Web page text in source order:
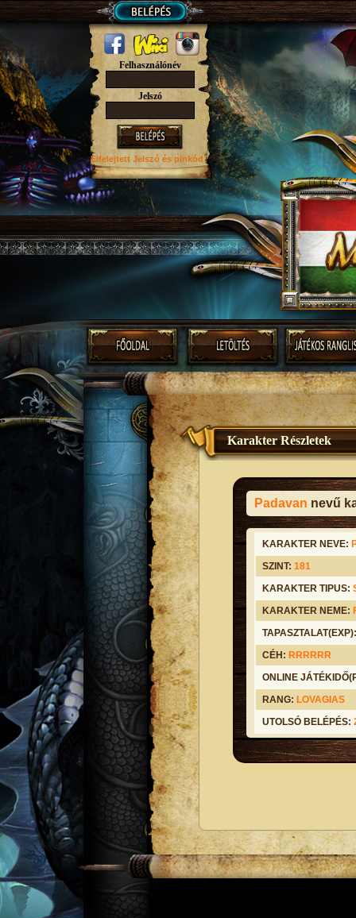
Felhasználónév
Jelszó
Elfelejtett Jelszó és pinkód?
Karakter Részletek
Padavan nevű
KARAKTER NEVE:
SZINT: 181
KARAKTER TIPUS:
KARAKTER NEME:
CÉH: RRRRRR
ONLINE
RANG: LOVAGIAS
UTOLSÓ BELÉPÉS: